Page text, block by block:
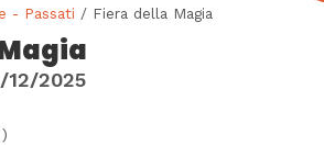
- Passati / Fiera della Magia
12/2025
)